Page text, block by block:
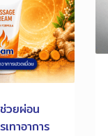
วยผ่อน
ทาอาการ